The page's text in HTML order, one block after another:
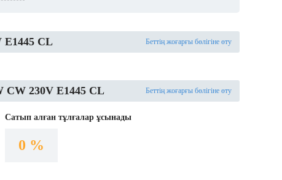
CL Беттің жоғарғы бөлігіне өту
230V E1445 CL Беттің жоғарғы бөлігіне өту
Сатып алған тұлғалар ұсынады
0 %